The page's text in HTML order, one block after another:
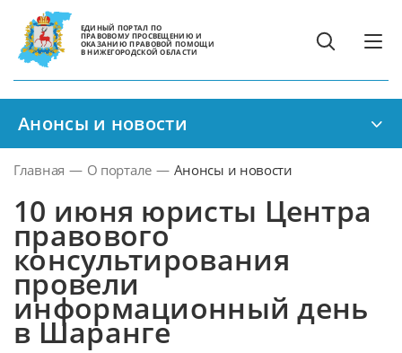
ЕДИНЫЙ ПОРТАЛ ПО
ПРАВОВОМУ ПРОСВЕЩЕНИЮ И
ОКАЗАНИЮ ПРАВОВОЙ ПОМОЩИ
В НИЖЕГОРОДСКОЙ ОБЛАСТИ
Анонсы и новости
Главная — О портале — Анонсы и новости
10 июня юристы Центра
правового
консультирования
провели
информационный день
в Шаранге